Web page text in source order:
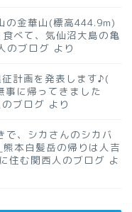
の金華山(標高444.9m)
べて、気仙沼大島の亀
のブログ より
計画を発表します♪(
に帰ってきました
ブログ より
、シカさんのシカバ
本白髪岳の帰りは人吉
住む関西人のブログ よ